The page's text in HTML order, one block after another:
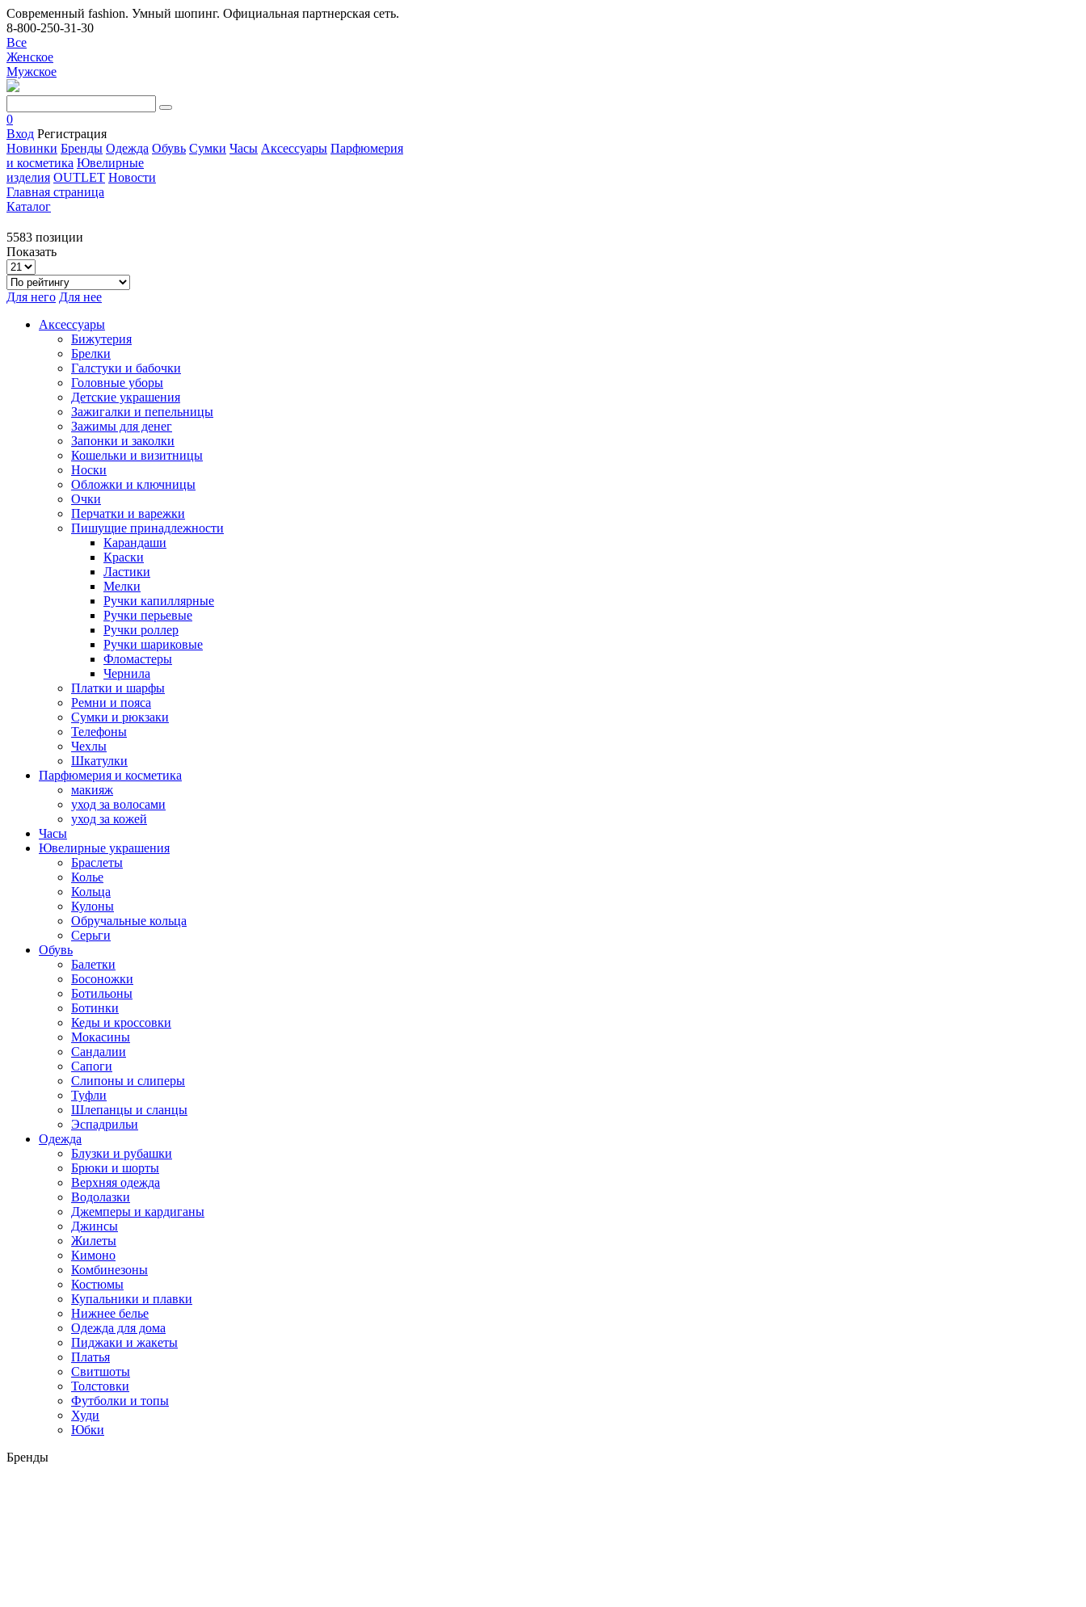
Современный fashion. Умный шопинг. Официальная партнерская сеть.
8-800-250-31-30
Все
Женское
Мужское
0
Вход Регистрация
Новинки Бренды Одежда Обувь Сумки Часы Аксессуары Парфюмерия
и косметика Ювелирные
изделия OUTLET Новости
Главная страница
Каталог
5583 позиции
Показать
Для него Для нее
Аксессуары
Бижутерия
Брелки
Галстуки и бабочки
Головные уборы
Детские украшения
Зажигалки и пепельницы
Зажимы для денег
Запонки и заколки
Кошельки и визитницы
Носки
Обложки и ключницы
Очки
Перчатки и варежки
Пишущие принадлежности
Карандаши
Краски
Ластики
Мелки
Ручки капиллярные
Ручки перьевые
Ручки роллер
Ручки шариковые
Фломастеры
Чернила
Платки и шарфы
Ремни и пояса
Сумки и рюкзаки
Телефоны
Чехлы
Шкатулки
Парфюмерия и косметика
макияж
уход за волосами
уход за кожей
Часы
Ювелирные украшения
Браслеты
Колье
Кольца
Кулоны
Обручальные кольца
Серьги
Обувь
Балетки
Босоножки
Ботильоны
Ботинки
Кеды и кроссовки
Мокасины
Сандалии
Сапоги
Слипоны и слиперы
Туфли
Шлепанцы и сланцы
Эспадрильи
Одежда
Блузки и рубашки
Брюки и шорты
Верхняя одежда
Водолазки
Джемперы и кардиганы
Джинсы
Жилеты
Кимоно
Комбинезоны
Костюмы
Купальники и плавки
Нижнее белье
Одежда для дома
Пиджаки и жакеты
Платья
Свитшоты
Толстовки
Футболки и топы
Худи
Юбки
Бренды